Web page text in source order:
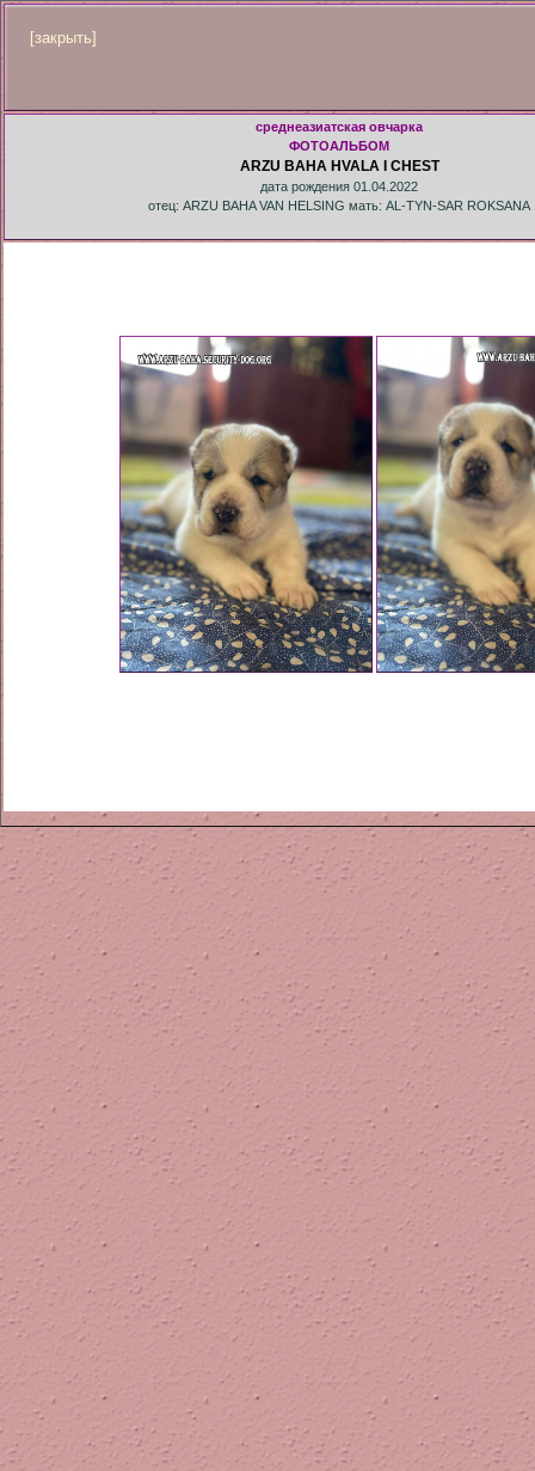
[закрыть]
среднеазиатская овчарка
ФОТОАЛЬБОМ
ARZU BAHA HVALA I CHEST
дата рождения 01.04.2022
отец: ARZU BAHA VAN HELSING мать: AL-TYN-SAR ROKSANA